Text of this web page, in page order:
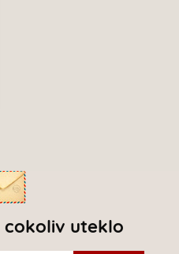
cokoliv uteklo